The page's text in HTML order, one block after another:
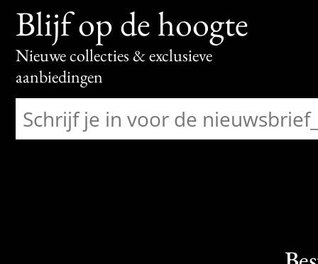
Blijf op de hoogte
Nieuwe collecties & exclusieve
aanbiedingen